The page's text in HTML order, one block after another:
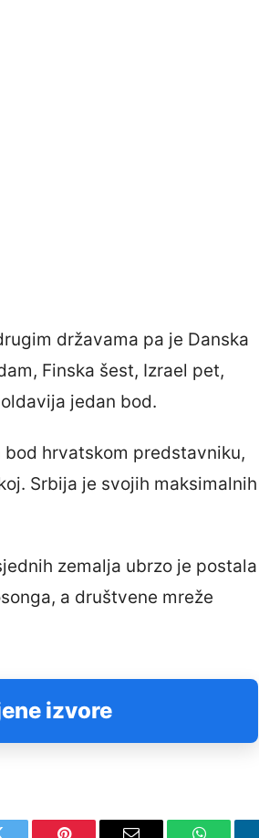
državama pa je Danska
Finska šest, Izrael pet,
jedan bod.
hrvatskom predstavniku,
Srbija je svojih maksimalnih
zemalja ubrzo je postala
a društvene mreže
izvore